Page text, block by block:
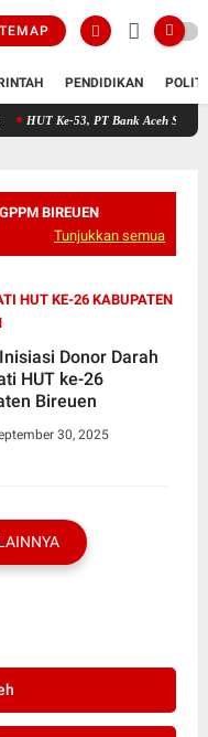
PENDIDIKAN
53, PT Bank Aceh Syariah KC
GPPM BIREUEN
Tunjukkan semua
HUT KE-26 KABUPATEN
Donor Darah
HUT ke-26
Bireuen
30, 2025